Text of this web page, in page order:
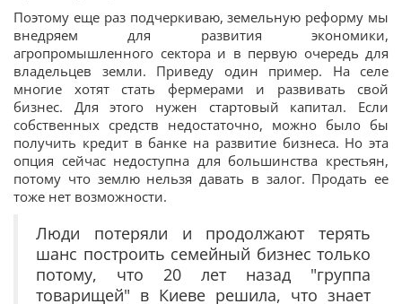
Поэтому еще раз подчеркиваю, земельную реформу мы
внедряем для развития экономики,
агропромышленного сектора и в первую очередь для
владельцев земли. Приведу один пример. На селе
многие хотят стать фермерами и развивать свой
бизнес. Для этого нужен стартовый капитал. Если
собственных средств недостаточно, можно было бы
получить кредит в банке на развитие бизнеса. Но эта
опция сейчас недоступна для большинства крестьян,
потому что землю нельзя давать в залог. Продать ее
тоже нет возможности.
Люди потеряли и продолжают терять
шанс построить семейный бизнес только
потому, что 20 лет назад "группа
товарищей" в Киеве решила, что знает